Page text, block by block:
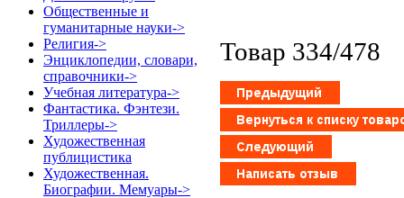
Общественные и
гуманитарные науки->
Религия->
Энциклопедии, словари,
справочники->
Учебная литература->
Фантастика. Фэнтези.
Триллеры->
Художественная
публицистика
Художественная.
Биографии. Мемуары->
Товар 334/478